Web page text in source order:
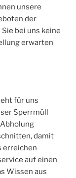
unsere
der
bei uns keine
erwarten
für uns
Sperrmüll
damit
erreichen
auf einen
Wissen aus